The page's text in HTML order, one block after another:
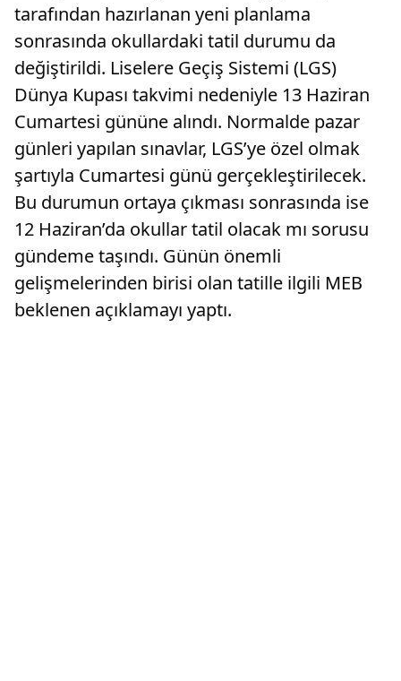
tarafından hazırlanan yeni planlama
sonrasında okullardaki tatil durumu da
değiştirildi. Liselere Geçiş Sistemi (LGS)
Dünya Kupası takvimi nedeniyle 13 Haziran
Cumartesi gününe alındı. Normalde pazar
günleri yapılan sınavlar, LGS’ye özel olmak
şartıyla Cumartesi günü gerçekleştirilecek.
Bu durumun ortaya çıkması sonrasında ise
12 Haziran’da okullar tatil olacak mı sorusu
gündeme taşındı. Günün önemli
gelişmelerinden birisi olan tatille ilgili MEB
beklenen açıklamayı yaptı.